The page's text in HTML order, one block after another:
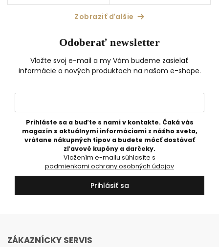
na obdobie jeseň až jar
ideálna na celoročné nosenie
Zobraziť ďalšie
Odoberať newsletter
Vložte svoj e-mail a my Vám budeme zasielať
informácie o nových produktoch na našom e-shope.
Prihláste sa a buďte s nami v kontakte. Čaká vás
magazín s aktuálnymi informáciami z nášho sveta,
vrátane nákupných tipov a budete môcť dostávať
zľavové kupóny a darčeky.
podmienkami ochrany osobných údajov
Prihlásiť sa
ZÁKAZNÍCKY SERVIS